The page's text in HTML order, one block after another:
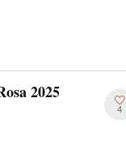
2025
4